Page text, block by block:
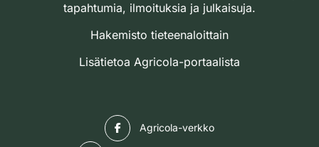
tapahtumia, ilmoituksia ja julkaisuja.
Hakemisto tieteenaloittain
Lisätietoa Agricola-portaalista
Agricola-verkko